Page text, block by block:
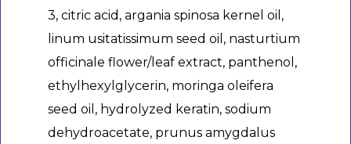
3, citric acid, argania spinosa kernel oil,
linum usitatissimum seed oil, nasturtium
officinale flower/leaf extract, panthenol,
ethylhexylglycerin, moringa oleifera
seed oil, hydrolyzed keratin, sodium
dehydroacetate, prunus amygdalus